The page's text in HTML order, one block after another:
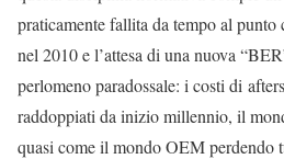
praticamente fallita da tempo al punto
nel 2010 e l’attesa di una nuova
perlomeno paradossale: i costi di
raddoppiati da inizio millennio, il
quasi come il mondo OEM perdendo